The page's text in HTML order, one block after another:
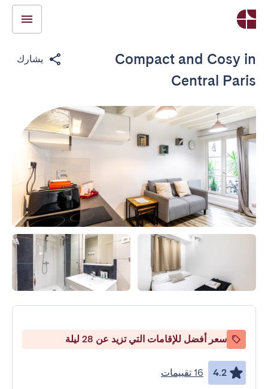
Compact and Cosy in
Central Paris
يشارك
سعر أفضل للإقامات التي تزيد عن 28 ليلة
4.2 16 تقييمات